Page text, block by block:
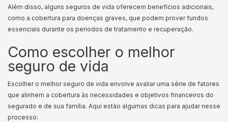
Além disso, alguns seguros de vida oferecem benefícios adicionais,
como a cobertura para doenças graves, que podem prover fundos
essenciais durante os períodos de tratamento e recuperação.
Como escolher o melhor
seguro de vida
Escolher o melhor seguro de vida envolve avaliar uma série de fatores
que alinhem a cobertura às necessidades e objetivos financeiros do
segurado e de sua família. Aqui estão algumas dicas para ajudar nesse
processo: